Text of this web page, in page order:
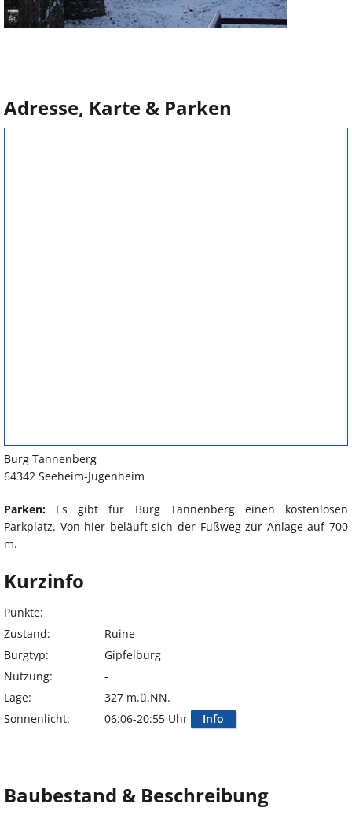
Adresse, Karte & Parken
Burg Tannenberg
64342 Seeheim-Jugenheim
Parken: Es gibt für Burg Tannenberg einen kostenlosen
Parkplatz. Von hier beläuft sich der Fußweg zur Anlage auf 700
m.
Kurzinfo
Punkte:
Zustand:
Ruine
Burgtyp:
Gipfelburg
Nutzung:
-
Lage:
327 m.ü.NN.
Sonnenlicht:
06:06-20:55 Uhr Info
Baubestand & Beschreibung